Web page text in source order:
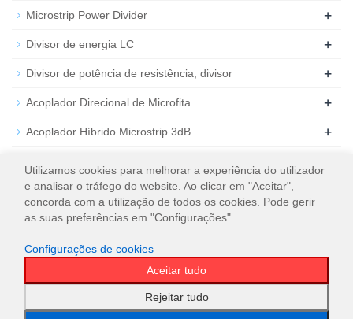
Microstrip Power Divider +
Divisor de energia LC +
Divisor de potência de resistência, divisor +
Acoplador Direcional de Microfita +
Acoplador Híbrido Microstrip 3dB +
Carga de RF coaxial
WT Microwave INC.
Utilizamos cookies para melhorar a experiência do utilizador
e analisar o tráfego do website. Ao clicar em "Aceitar",
concorda com a utilização de todos os cookies. Pode gerir
as suas preferências em "Configurações".
Configurações de cookies
Aceitar tudo
Rejeitar tudo